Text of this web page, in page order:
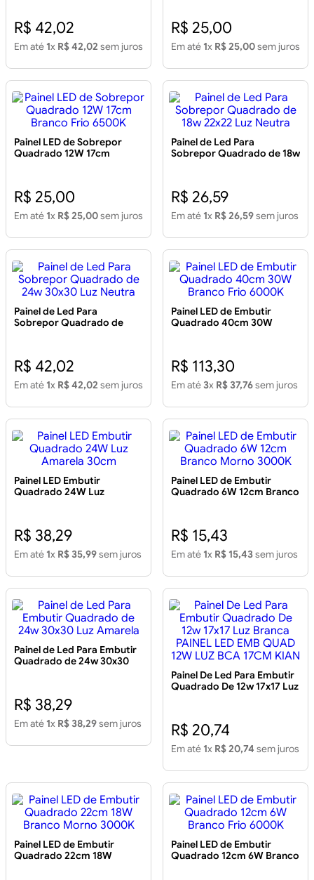
R$ 42,02
Em até 1x R$ 42,02 sem juros
R$ 25,00
Em até 1x R$ 25,00sem juros
Painel LED de Sobrepor
Quadrado 12W 17cm
R$ 25,00
Em até 1x R$ 25,00sem juros
Painel de Led Para
Sobrepor Quadrado de 18w
R$ 26,59
Em até 1x R$ 26,59sem juros
Painel de Led Para
Sobrepor Quadrado de
R$ 42,02
Em até 1x R$ 42,02 sem juros
Painel LED de Embutir
Quadrado 40cm 30W
R$ 113,30
Em até 3x R$ 37,76sem juros
Painel LED Embutir
Quadrado 24W Luz
R$ 38,29
Em até 1x R$ 35,99sem juros
Painel LED de Embutir
Quadrado 6W 12cm Branco
R$ 15,43
Em até 1x R$ 15,43sem juros
Painel de Led Para Embutir
Quadrado de 24w 30x30
R$ 38,29
Em até 1x R$ 38,29sem juros
Painel De Led Para Embutir
Quadrado De 12w 17x17 Luz
KIAN
R$ 20,74
Em até 1x R$ 20,74 sem juros
Painel LED de Embutir
Quadrado 22cm 18W
Painel LED de Embutir
Quadrado 12cm 6W Branco